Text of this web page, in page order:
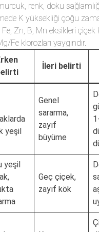
renk, doku
K yüksekliği çoğu
Zn, B, Mn eksikleri çiçek
Fe klorozları yaygındır.
İleri belirti
yeşil
Genel
sararma,
zayıf
büyüme
yeşil
Geç çiçek,
zayıf kök